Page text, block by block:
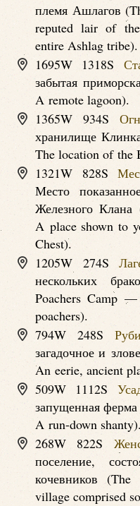
племя Ашлагов
reputed lair of
entire Ashlag tribe).
1695W 1318S
забытая
A remote lagoon).
1365W 934S
хранилище
The location of the
1321W 828S
Место
Железного
A place shown to
Chest).
1205W 274S
нескольких
Poachers Camp
poachers).
794W 248S
загадочное и
An eerie, ancient
509W 1112S
запущенная
A run-down shanty).
268W 822S
поселение,
кочевников
village comprised